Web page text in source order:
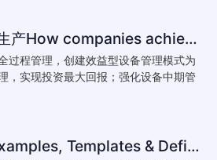
企业如何实现高效生产How companies achieve efficient production
过程管理，创建效益型设备管理模式为
，实现投资最大回报；强化设备中期管
SWOT Analysis Examples, Templates & Definition